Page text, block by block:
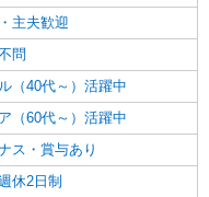
主夫歓迎
問
（40代～）活躍中
（60代～）活躍中
ス・賞与あり
休2日制